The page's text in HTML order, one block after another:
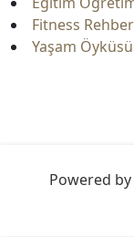
Fitness
Yaşam
Powered